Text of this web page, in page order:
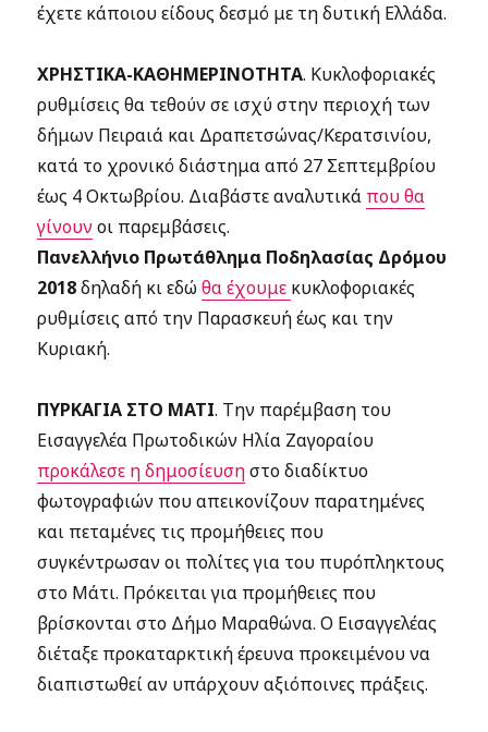
έχετε κάποιου είδους δεσμό με τη δυτική Ελλάδα.
ΧΡΗΣΤΙΚΑ-ΚΑΘΗΜΕΡΙΝΟΤΗΤΑ. Κυκλοφοριακές
ρυθμίσεις θα τεθούν σε ισχύ στην περιοχή των
δήμων Πειραιά και Δραπετσώνας/Κερατσινίου,
κατά το χρονικό διάστημα από 27 Σεπτεμβρίου
έως 4 Οκτωβρίου. Διαβάστε αναλυτικά που θα
γίνουνοι παρεμβάσεις.
Πανελλήνιο Πρωτάθλημα Ποδηλασίας Δρόμου
2018δηλαδή κι εδώθα έχουμε κυκλοφοριακές
ρυθμίσεις από την Παρασκευή έως και την
Κυριακή.
ΠΥΡΚΑΓΙΑ ΣΤΟ ΜΑΤΙ. Την παρέμβαση του
Εισαγγελέα Πρωτοδικών Ηλία Ζαγοραίου
προκάλεσε η δημοσίευσηστο διαδίκτυο
φωτογραφιών που απεικονίζουν παρατημένες
και πεταμένες τις προμήθειες που
συγκέντρωσαν οι πολίτες για του πυρόπληκτους
στο Μάτι. Πρόκειται για προμήθειες που
βρίσκονται στο Δήμο Μαραθώνα. Ο Εισαγγελέας
διέταξε προκαταρκτική έρευνα προκειμένου να
διαπιστωθεί αν υπάρχουν αξιόποινες πράξεις.